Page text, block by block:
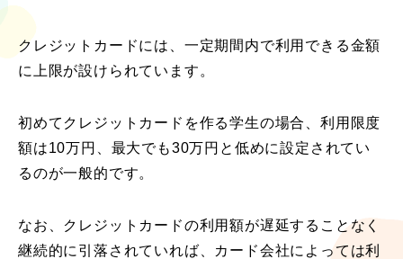
クレジットカードには、一定期間内で利用できる金額
に上限が設けられています。
初めてクレジットカードを作る学生の場合、利用限度
額は10万円、最大でも30万円と低めに設定されてい
るのが一般的です。
なお、クレジットカードの利用額が遅延することなく
継続的に引落されていれば、カード会社によっては利